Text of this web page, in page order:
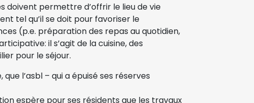
doivent permettre d’offrir le lieu de vie
tel qu’il se doit pour favoriser le
(p.e. préparation des repas au quotidien,
il s’agit de la cuisine, des
pour le séjour.
l’asbl – qui a épuisé ses réserves
espère pour ses résidents que les travaux